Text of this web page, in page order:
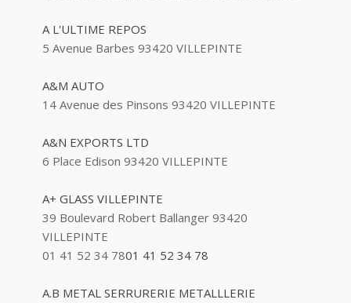
A L'ULTIME REPOS
5 Avenue Barbes 93420 VILLEPINTE
A&M AUTO
14 Avenue des Pinsons 93420 VILLEPINTE
A&N EXPORTS LTD
6 Place Edison 93420 VILLEPINTE
A+ GLASS VILLEPINTE
39 Boulevard Robert Ballanger 93420
VILLEPINTE
01 41 52 34 7801 41 52 34 78
A.B METAL SERRURERIE METALLLERIE